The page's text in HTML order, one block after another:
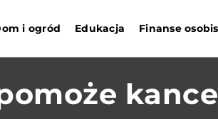
i ogród Edukacja Finanse